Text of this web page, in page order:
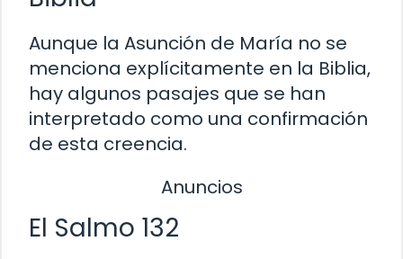
Aunque la Asunción de María no se
menciona explícitamente en la Biblia,
hay algunos pasajes que se han
interpretado como una confirmación
de esta creencia.
Anuncios
El Salmo 132